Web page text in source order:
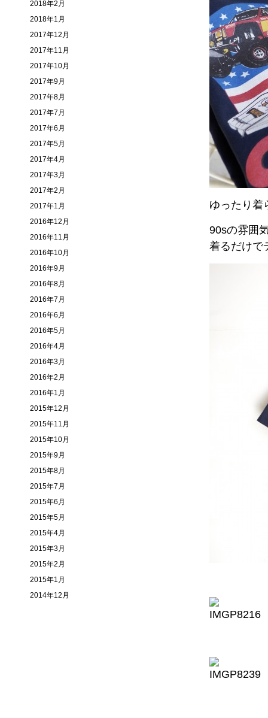
2018年2月
2018年1月
2017年12月
2017年11月
2017年10月
2017年9月
2017年8月
2017年7月
2017年6月
2017年5月
2017年4月
2017年3月
2017年2月
2017年1月
2016年12月
2016年11月
2016年10月
2016年9月
2016年8月
2016年7月
2016年6月
2016年5月
2016年4月
2016年3月
2016年2月
2016年1月
2015年12月
2015年11月
2015年10月
2015年9月
2015年8月
2015年7月
2015年6月
2015年5月
2015年4月
2015年3月
2015年2月
2015年1月
2014年12月
ゆったり着
90sの雰囲
着るだけで